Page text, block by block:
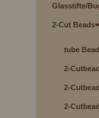
Glasstifte/
2-Cut Beads
tube
2-
2-
2-